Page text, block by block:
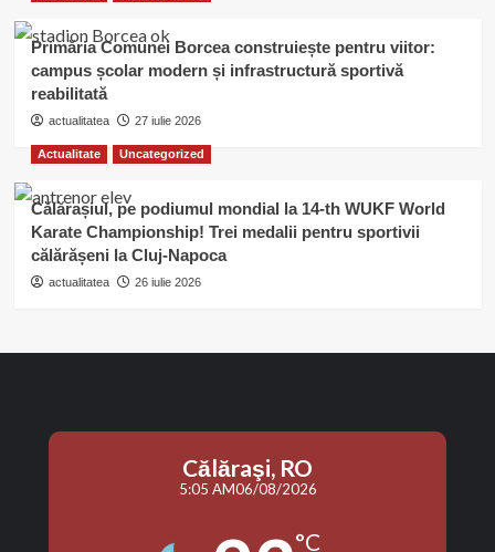
Primăria Comunei Borcea construiește pentru viitor:
campus școlar modern și infrastructură sportivă
reabilitată
actualitatea 27 iulie 2026
Actualitate Uncategorized
Călărașiul, pe podiumul mondial la 14-th WUKF World
Karate Championship! Trei medalii pentru sportivii
călărășeni la Cluj-Napoca
actualitatea 26 iulie 2026
Călăraşi, RO
5:05 AM06/08/2026
°C